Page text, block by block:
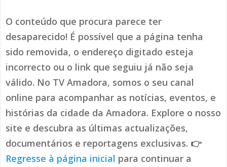
HISTÓRIAS DE ABRIL
O conteúdo que procura parece ter
desaparecido! É possível que a página tenha
sido removida, o endereço digitado esteja
incorrecto ou o link que seguiu já não seja
válido. No TV Amadora, somos o seu canal
online para acompanhar as notícias, eventos, e
histórias da cidade da Amadora. Explore o nosso
site e descubra as últimas actualizações,
documentários e reportagens exclusivas. 👉
Regresse à página inicial para continuar a